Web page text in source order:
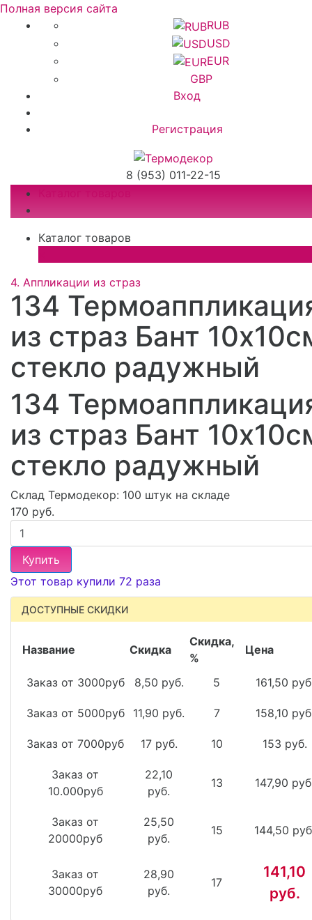
Полная версия сайта
RUB
USD
EUR
GBP
Вход
Регистрация
8 (953) 011-22-15
Каталог товаров
4. Аппликации из страз
134
из страз Бант
стекло радужный
134
из страз Бант
стекло радужный
Склад Термодекор: 100 штук на складе
170 руб.
Купить
Этот товар купили 72 раза
ДОСТУПНЫЕ СКИДКИ
Название Скидка
Скидка,
%
Цена
Заказ от 3000руб 8,50 руб. 5 161,50
Заказ от 5000руб 11,90 руб. 7 158,10
Заказ от 7000руб 17 руб. 10 153 руб.
Заказ от
10.000руб
22,10
руб.
13 147,90
Заказ от
20000руб
25,50
руб.
15 144,50
Заказ от
30000руб
28,90
руб.
17
141,10
руб.